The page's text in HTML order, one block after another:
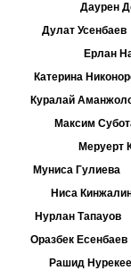
Даурен
Дулат Усенбаев
Ерлан
Катерина
Куралай
Максим
Меруерт
Муниса Гулиева
Ниса
Нурлан Тапауов
Оразбек Есенбаев
Рашид